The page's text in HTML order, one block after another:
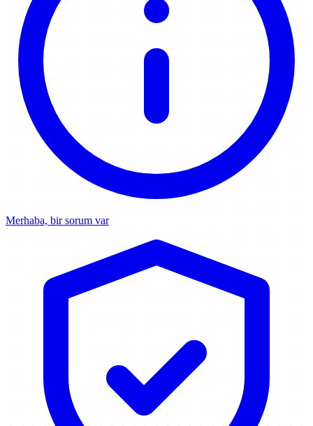
Merhaba, bir sorum var